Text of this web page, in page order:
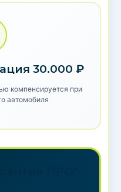
30.000 ₽
компенсируется при
автомобиля